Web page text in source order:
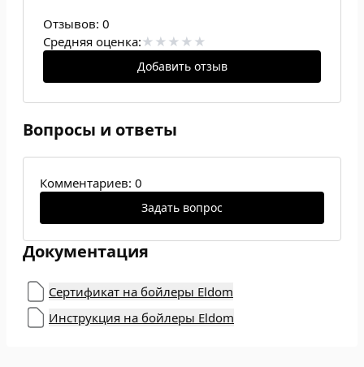
Отзывов: 0
Средняя оценка:
Добавить отзыв
Вопросы и ответы
Комментариев: 0
Задать вопрос
Документация
Сертификат на бойлеры Eldom
Инструкция на бойлеры Eldom